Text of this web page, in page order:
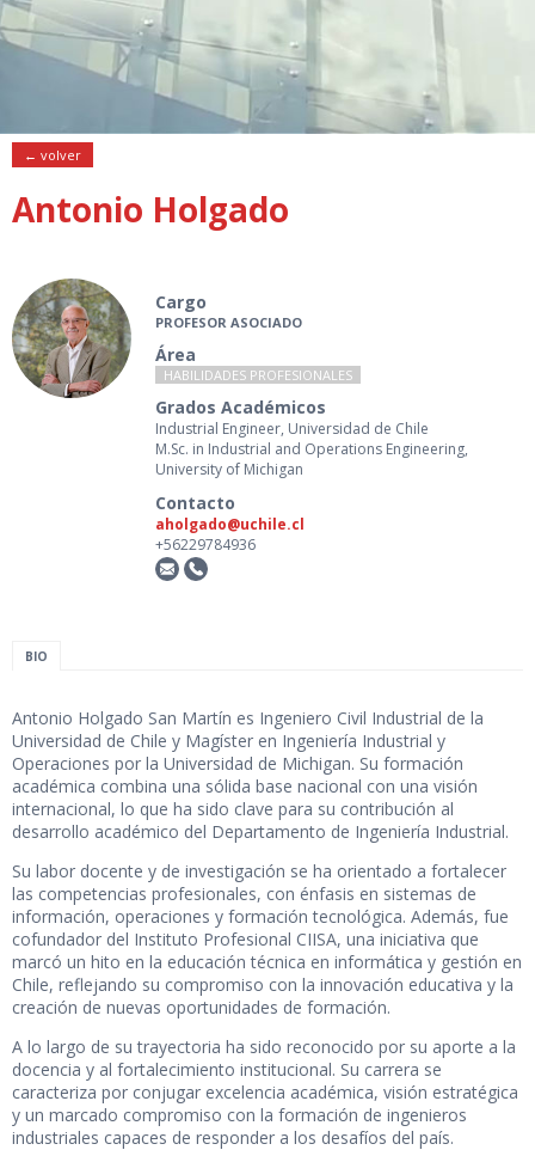
← volver
Antonio Holgado
Cargo
PROFESOR ASOCIADO
Área
HABILIDADES PROFESIONALES
Grados Académicos
Industrial Engineer, Universidad de Chile
M.Sc. in Industrial and Operations Engineering,
University of Michigan
Contacto
aholgado@uchile.cl
+56229784936
BIO
Antonio Holgado San Martín es Ingeniero Civil Industrial de la
Universidad de Chile y Magíster en Ingeniería Industrial y
Operaciones por la Universidad de Michigan. Su formación
académica combina una sólida base nacional con una visión
internacional, lo que ha sido clave para su contribución al
desarrollo académico del Departamento de Ingeniería Industrial.
Su labor docente y de investigación se ha orientado a fortalecer
las competencias profesionales, con énfasis en sistemas de
información, operaciones y formación tecnológica. Además, fue
cofundador del Instituto Profesional CIISA, una iniciativa que
marcó un hito en la educación técnica en informática y gestión en
Chile, reflejando su compromiso con la innovación educativa y la
creación de nuevas oportunidades de formación.
A lo largo de su trayectoria ha sido reconocido por su aporte a la
docencia y al fortalecimiento institucional. Su carrera se
caracteriza por conjugar excelencia académica, visión estratégica
y un marcado compromiso con la formación de ingenieros
industriales capaces de responder a los desafíos del país.